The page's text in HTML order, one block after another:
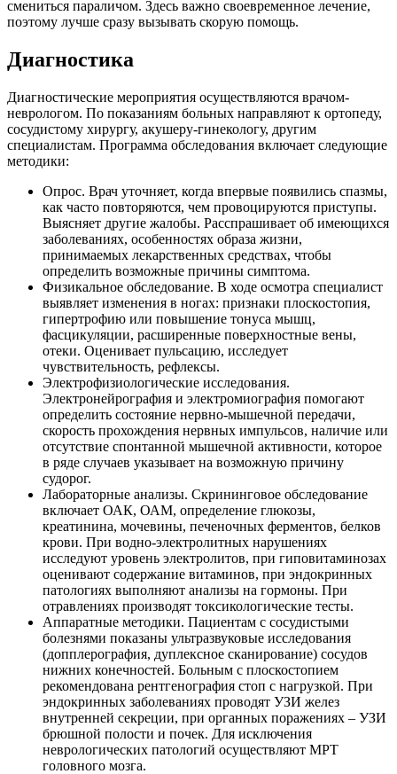
смениться параличом. Здесь важно своевременное лечение,
поэтому лучше сразу вызывать скорую помощь.
Диагностика
Диагностические мероприятия осуществляются врачом-
неврологом. По показаниям больных направляют к ортопеду,
сосудистому хирургу, акушеру-гинекологу, другим
специалистам. Программа обследования включает следующие
методики:
Опрос. Врач уточняет, когда впервые появились спазмы,
как часто повторяются, чем провоцируются приступы.
Выясняет другие жалобы. Расспрашивает об имеющихся
заболеваниях, особенностях образа жизни,
принимаемых лекарственных средствах, чтобы
определить возможные причины симптома.
Физикальное обследование. В ходе осмотра специалист
выявляет изменения в ногах: признаки плоскостопия,
гипертрофию или повышение тонуса мышц,
фасцикуляции, расширенные поверхностные вены,
отеки. Оценивает пульсацию, исследует
чувствительность, рефлексы.
Электрофизиологические исследования.
Электронейрография и электромиография помогают
определить состояние нервно-мышечной передачи,
скорость прохождения нервных импульсов, наличие или
отсутствие спонтанной мышечной активности, которое
в ряде случаев указывает на возможную причину
судорог.
Лабораторные анализы. Скрининговое обследование
включает ОАК, ОАМ, определение глюкозы,
креатинина, мочевины, печеночных ферментов, белков
крови. При водно-электролитных нарушениях
исследуют уровень электролитов, при гиповитаминозах
оценивают содержание витаминов, при эндокринных
патологиях выполняют анализы на гормоны. При
отравлениях производят токсикологические тесты.
Аппаратные методики. Пациентам с сосудистыми
болезнями показаны ультразвуковые исследования
(допплерография, дуплексное сканирование) сосудов
нижних конечностей. Больным с плоскостопием
рекомендована рентгенография стоп с нагрузкой. При
эндокринных заболеваниях проводят УЗИ желез
внутренней секреции, при органных поражениях – УЗИ
брюшной полости и почек. Для исключения
неврологических патологий осуществляют МРТ
головного мозга.